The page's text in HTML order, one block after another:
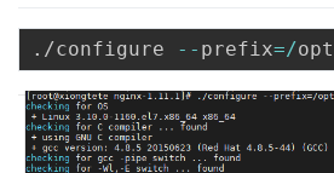
. /configure -- prefix=/opt